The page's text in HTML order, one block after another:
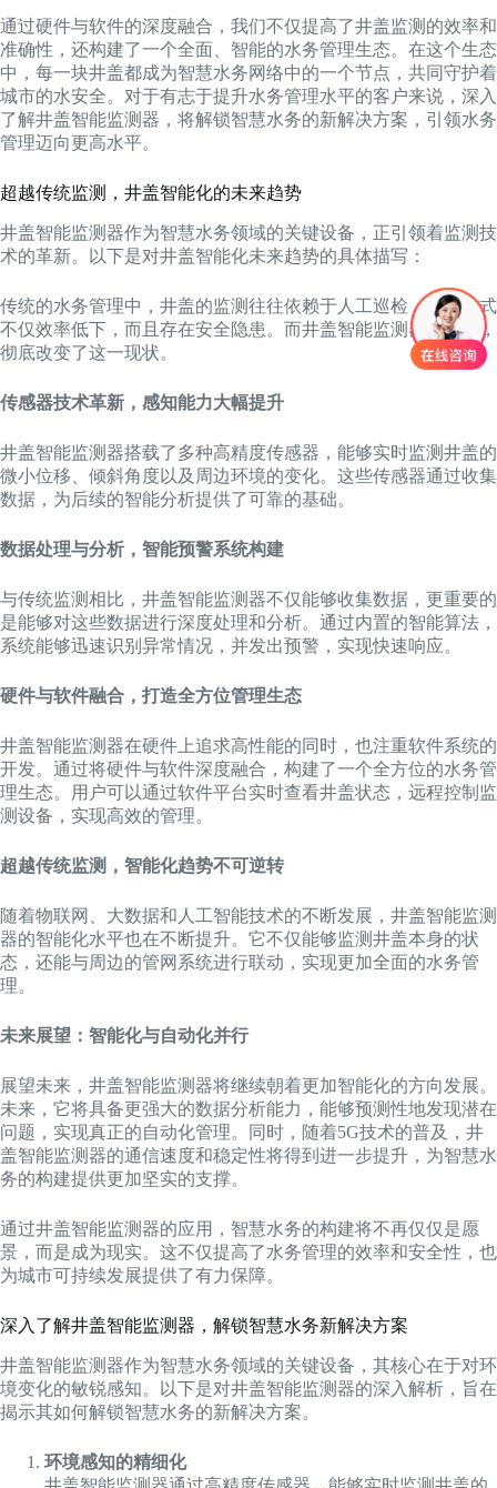
通过硬件与软件的深度融合，我们不仅提高了井盖监测的效率和
准确性，还构建了一个全面、智能的水务管理生态。在这个生态
中，每一块井盖都成为智慧水务网络中的一个节点，共同守护着
城市的水安全。对于有志于提升水务管理水平的客户来说，深入
了解井盖智能监测器，将解锁智慧水务的新解决方案，引领水务
管理迈向更高水平。
超越传统监测，井盖智能化的未来趋势
井盖智能监测器作为智慧水务领域的关键设备，正引领着监测技
术的革新。以下是对井盖智能化未来趋势的具体描写：
传统的水务管理中，井盖的监测往往依赖于人工巡检，这种方式
不仅效率低下，而且存在安全隐患。而井盖智能监测器的出现，
彻底改变了这一现状。
传感器技术革新，感知能力大幅提升
井盖智能监测器搭载了多种高精度传感器，能够实时监测井盖的
微小位移、倾斜角度以及周边环境的变化。这些传感器通过收集
数据，为后续的智能分析提供了可靠的基础。
数据处理与分析，智能预警系统构建
与传统监测相比，井盖智能监测器不仅能够收集数据，更重要的
是能够对这些数据进行深度处理和分析。通过内置的智能算法，
系统能够迅速识别异常情况，并发出预警，实现快速响应。
硬件与软件融合，打造全方位管理生态
井盖智能监测器在硬件上追求高性能的同时，也注重软件系统的
开发。通过将硬件与软件深度融合，构建了一个全方位的水务管
理生态。用户可以通过软件平台实时查看井盖状态，远程控制监
测设备，实现高效的管理。
超越传统监测，智能化趋势不可逆转
随着物联网、大数据和人工智能技术的不断发展，井盖智能监测
器的智能化水平也在不断提升。它不仅能够监测井盖本身的状
态，还能与周边的管网系统进行联动，实现更加全面的水务管
理。
未来展望：智能化与自动化并行
展望未来，井盖智能监测器将继续朝着更加智能化的方向发展。
未来，它将具备更强大的数据分析能力，能够预测性地发现潜在
问题，实现真正的自动化管理。同时，随着5G技术的普及，井
盖智能监测器的通信速度和稳定性将得到进一步提升，为智慧水
务的构建提供更加坚实的支撑。
通过井盖智能监测器的应用，智慧水务的构建将不再仅仅是愿
景，而是成为现实。这不仅提高了水务管理的效率和安全性，也
为城市可持续发展提供了有力保障。
深入了解井盖智能监测器，解锁智慧水务新解决方案
井盖智能监测器作为智慧水务领域的关键设备，其核心在于对环
境变化的敏锐感知。以下是对井盖智能监测器的深入解析，旨在
揭示其如何解锁智慧水务的新解决方案。
环境感知的精细化